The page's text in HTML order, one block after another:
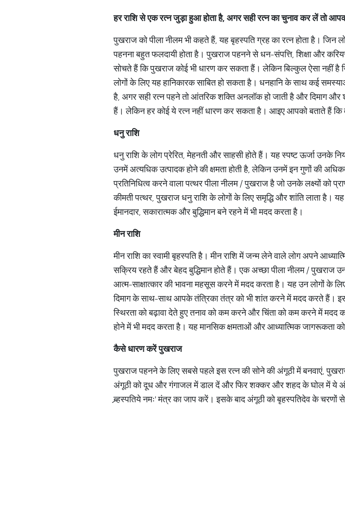
हर राशि से एक रत्न जुड़ा हुआ होता है, अगर सही रत्न का चुनाव कर लें तो
पुखराज को पीला नीलम भी कहते हैं, यह बृहस्पति ग्रह का रत्न होता है।
पहनना बहुत फलदायी होता है। पुखराज पहनने से धन-संपत्ति, शिक्षा और
सोचते हैं कि पुखराज कोई भी धारण कर सकता हैं। लेकिन बिल्कुल ऐसा नहीं
लोगों के लिए यह हानिकारक साबित हो सकता है। धनहानि के साथ कई
है, अगर सही रत्न पहने तो आंतरिक शक्ति अनलॉक हो जाती है और दिमाग और
हैं। लेकिन हर कोई ये रत्न नहीं धारण कर सकता है। आइए आपको बताते हैं कि
धनुराशि
धनु राशि के लोग प्रेरित, मेहनती और साहसी होते हैं। यह स्पष्ट ऊर्जा उनके
उनमें अत्यधिक उत्पादक होने की क्षमता होती है, लेकिन उनमें इन गुणों की
प्रतिनिधित्व करने वाला पत्थर पीला नीलम / पुखराज है जो उनके लक्ष्यों को
कीमती पत्थर, पुखराज धनु राशि के लोगों के लिए समृद्धि और शांति लाता
ईमानदार, सकारात्मक और बुद्धिमान बने रहने में भी मदद करता है।
मीनराशि
मीन राशि का स्वामी बृहस्पति है। मीन राशि में जन्म लेने वाले लोग अपने
सक्रिय रहते हैं और बेहद बुद्धिमान होते हैं। एक अच्छा पीला नीलम / पुखराज
आत्म-साक्षात्कार की भावना महसूस करने में मदद करता है। यह उन लोगों के
दिमाग के साथ-साथ आपके तंत्रिका तंत्र को भी शांत करने में मदद करते हैं।
स्थिरता को बढ़ावा देते हुए तनाव को कम करने और चिंता को कम करने में
होने में भी मदद करता है। यह मानसिक क्षमताओं और आध्यात्मिक जागरूकता
कैसेधारणकरेंपुखराज
पुखराज पहनने के लिए सबसे पहले इस रत्न की सोने की अंगूठी में बनवाएं,
अंगूठी को दूध और गंगाजल में डाल दें और फिर शक्कर और शहद के घोल में ये
ब्र्हस्पतिये नमः' मंत्र का जाप करें। इसके बाद अंगूठी को बृहस्पतिदेव के चरणों